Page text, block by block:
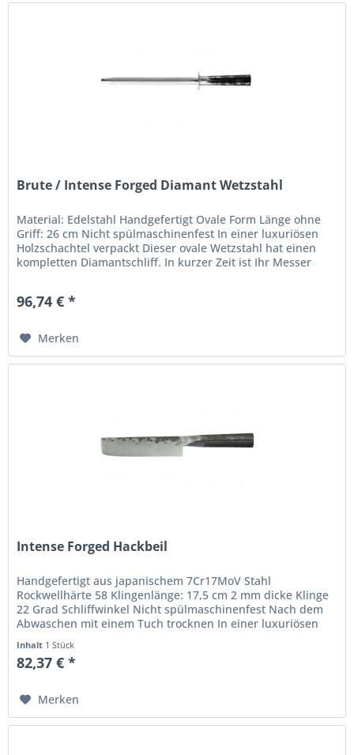
Brute / Intense Forged Diamant Wetzstahl
Material: Edelstahl Handgefertigt Ovale Form Länge ohne
Griff: 26 cm Nicht spülmaschinenfest In einer luxuriösen
Holzschachtel verpackt Dieser ovale Wetzstahl hat einen
kompletten Diamantschliff. In kurzer Zeit ist Ihr Messer
96,74 € *
Merken
Intense Forged Hackbeil
Handgefertigt aus japanischem 7Cr17MoV Stahl
Rockwellhärte 58 Klingenlänge: 17,5 cm 2 mm dicke Klinge
22 Grad Schliffwinkel Nicht spülmaschinenfest Nach dem
Abwaschen mit einem Tuch trocknen In einer luxuriösen
Inhalt 1 Stück
82,37 € *
Merken